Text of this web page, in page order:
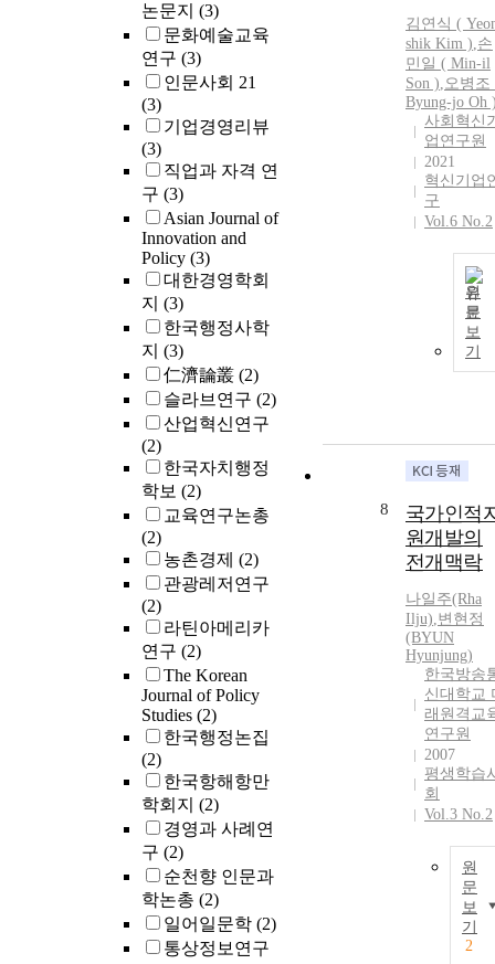
논문지 (3)
문화예술교육
연구 (3)
인문사회 21
(3)
기업경영리뷰
(3)
직업과 자격 연
구 (3)
Asian Journal of
Innovation and
Policy (3)
대한경영학회
지 (3)
한국행정사학
지 (3)
仁濟論叢 (2)
슬라브연구 (2)
산업혁신연구
(2)
한국자치행정
학보 (2)
교육연구논총
(2)
농촌경제 (2)
관광레저연구
(2)
라틴아메리카
연구 (2)
The Korean
Journal of Policy
Studies (2)
한국행정논집
(2)
한국항해항만
학회지 (2)
경영과 사례연
구 (2)
순천향 인문과
학논총 (2)
일어일문학 (2)
통상정보연구
김연식 (
shik Kim ),손
민일 ( Min-il
Son ),오병조
Byung-jo Oh
사회혁신
업연구원
2021
혁신기업
구
Vol.6 No.2
원
문
보
기
8
국가인적
원개발의
전개맥락
나일주(Rha
Ilju),변현정
(BYUN
Hyunjung)
한국방송
신대학교
래원격교
연구원
2007
평생학습
회
Vol.3 No.2
원
문
보
기
2